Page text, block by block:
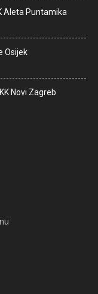
Aleta Puntamika
Osijek
Novi Zagreb